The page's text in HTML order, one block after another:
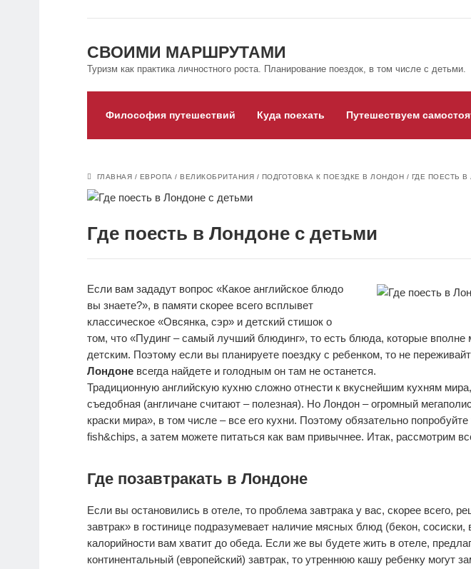
СВОИМИ МАРШРУТАМИ
Туризм как практика личностного роста. Планирование поездок, в том числе с детьми.
Философия путешествий Куда поехать Путешествуем
ГЛАВНАЯ / ЕВРОПА / ВЕЛИКОБРИТАНИЯ / ПОДГОТОВКА К ПОЕЗДКЕ В ЛОНДОН / ГДЕ ПОЕСТЬ
Где поесть в Лондоне с детьми
Если вам зададут вопрос «Какое английское блюдо
вы знаете?», в памяти скорее всего всплывет
классическое «Овсянка, сэр» и детский стишок о
том, что «Пудинг – самый лучший блюдинг», то есть блюда, которые вполне
детским. Поэтому если вы планируете поездку с ребенком, то не
Лондоне всегда найдете и голодным он там не останется.
Традиционную английскую кухню сложно отнести к вкуснейшим кухням
съедобная (англичане считают – полезная). Но Лондон – огромный
краски мира», в том числе – все его кухни. Поэтому обязательно
fish&chips, а затем можете питаться как вам привычнее. Итак, рассмотрим
Где позавтракать в Лондоне
Если вы остановились в отеле, то проблема завтрака у вас, скорее всего,
завтрак» в гостинице подразумевает наличие мясных блюд (бекон, сосиски,
калорийности вам хватит до обеда. Если же вы будете жить в отеле,
континентальный (европейский) завтрак, то утреннюю кашу ребенку могут